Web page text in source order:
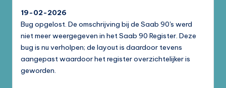
19-02-2026
Bug opgelost. De omschrijving bij de Saab 90's werd
niet meer weergegeven in het Saab 90 Register. Deze
bug is nu verholpen; de layout is daardoor tevens
aangepast waardoor het register overzichtelijker is
geworden.